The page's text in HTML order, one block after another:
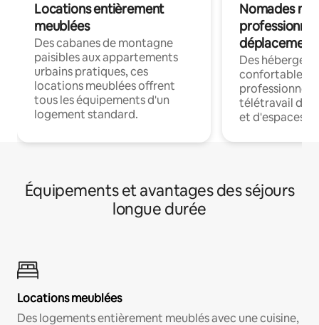
Locations entièrement
meublées
Des cabanes de montagne
paisibles aux appartements
urbains pratiques, ces
locations meublées offrent
tous les équipements d'un
logement standard.
Nomades
déplacement
Des
confortables
professionnels
télétravail
et d'espaces
Équipements et avantages des séjours
longue durée
Locations meublées
Des logements entièrement meublés avec une cuisine,